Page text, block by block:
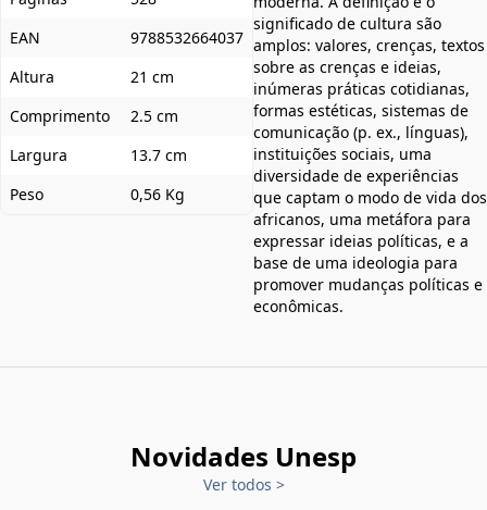
EAN
9788532664037
Altura
21 cm
Comprimento
2.5 cm
Largura
13.7 cm
Peso
0,56 Kg
significado de cultura são
amplos: valores, crenças, textos
sobre as crenças e ideias,
inúmeras práticas cotidianas,
formas estéticas, sistemas de
comunicação (p. ex., línguas),
instituições sociais, uma
diversidade de experiências
que captam o modo de vida dos
africanos, uma metáfora para
expressar ideias políticas, e a
base de uma ideologia para
promover mudanças políticas e
econômicas.
Novidades Unesp
Ver todos >